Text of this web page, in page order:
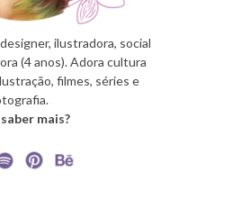
ilustradora, social
(4 anos). Adora cultura
filmes, séries e
mais?